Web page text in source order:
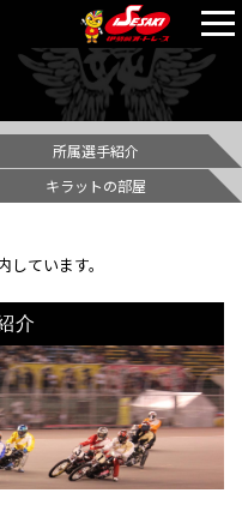
所属選手紹介
キラットの部屋
ています。
介